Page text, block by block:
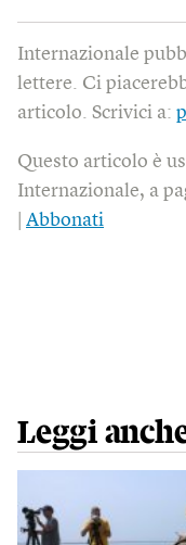
Internazionale
lettere. Ci
articolo. Scrivici a:
Questo articolo è
Internazionale, a
Abbonati
Leggi